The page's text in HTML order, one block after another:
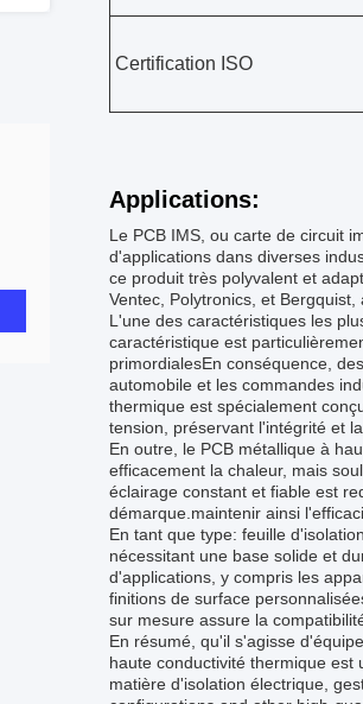
Certification ISO
Applications:
Le PCB IMS, ou carte de circuit
d'applications dans diverses
ce produit très polyvalent et
Ventec, Polytronics, et
L'une des caractéristiques les
caractéristique est
primordialesEn conséquence,
automobile et les commandes
thermique est spécialement
tension, préservant l'intégrité et
En outre, le PCB métallique à
efficacement la chaleur, mais
éclairage constant et fiable est
démarque.maintenir ainsi
En tant que type: feuille
nécessitant une base solide et
d'applications, y compris les
finitions de surface
sur mesure assure la
En résumé, qu'il s'agisse
haute conductivité thermique
matière d'isolation électrique,